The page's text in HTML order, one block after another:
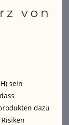
von
sein
dazu